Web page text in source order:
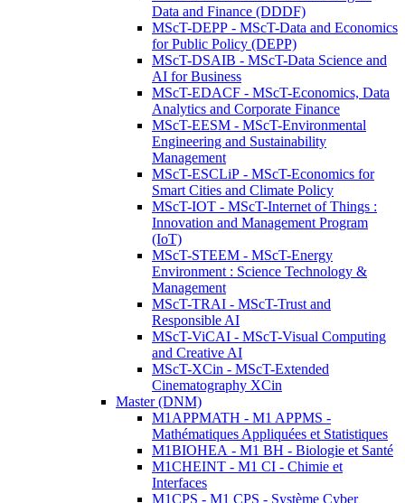
Data and Finance (DDDF)
MScT-DEPP - MScT-Data and Economics
for Public Policy (DEPP)
MScT-DSAIB - MScT-Data Science and
AI for Business
MScT-EDACF - MScT-Economics, Data
Analytics and Corporate Finance
MScT-EESM - MScT-Environmental
Engineering and Sustainability
Management
MScT-ESCLiP - MScT-Economics for
Smart Cities and Climate Policy
MScT-IOT - MScT-Internet of Things :
Innovation and Management Program
(IoT)
MScT-STEEM - MScT-Energy
Environment : Science Technology &
Management
MScT-TRAI - MScT-Trust and
Responsible AI
MScT-ViCAI - MScT-Visual Computing
and Creative AI
MScT-XCin - MScT-Extended
Cinematography XCin
Master (DNM)
M1APPMATH - M1 APPMS -
Mathématiques Appliquées et Statistiques
M1BIOHEA - M1 BH - Biologie et Santé
M1CHEINT - M1 CI - Chimie et
Interfaces
M1CPS - M1 CPS - Système Cyber